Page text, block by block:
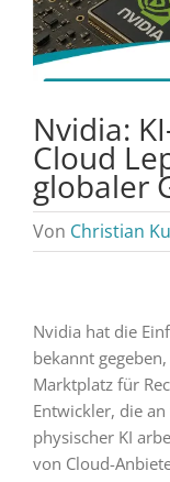
Nvidia:
Cloud
globaler
Von Christian
Nvidia hat die
bekannt
Marktplatz für
Entwickler, die
physischer KI
von Cloud-